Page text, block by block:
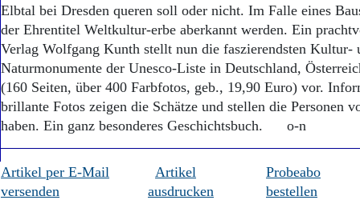
Elbtal bei Dresden queren soll oder nicht. Im Falle eines
der Ehrentitel Weltkultur-erbe aberkannt werden. Ein
Verlag Wolfgang Kunth stellt nun die faszierendsten Kultur-
Naturmonumente der Unesco-Liste in Deutschland,
(160 Seiten, über 400 Farbfotos, geb., 19,90 Euro) vor.
brillante Fotos zeigen die Schätze und stellen die Personen
haben. Ein ganz besonderes Geschichtsbuch. o-n
Artikel per E-Mail
versenden
Artikel
ausdrucken
Probeabo
bestellen